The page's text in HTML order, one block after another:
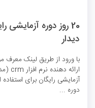
20 روز دوره
دیدار
با ورود از طریق لینک معرف
آزمایشی رایگان برای
دوره ...